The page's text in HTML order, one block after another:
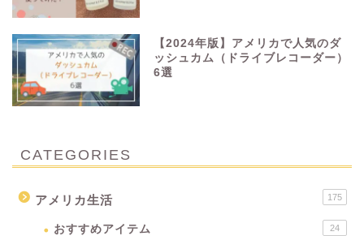
【2024年版】アメリカで人気のダ
ッシュカム（ドライブレコーダー）
6選
CATEGORIES
アメリカ生活 175
おすすめアイテム 24